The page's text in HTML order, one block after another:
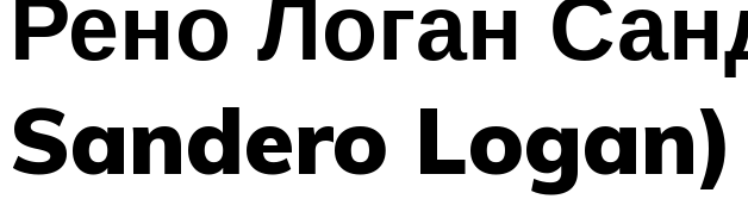
Рено Логан
Sandero Logan)